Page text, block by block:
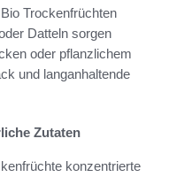
Trockenfrüchten
Datteln sorgen
oder pflanzlichem
und langanhaltende
Zutaten
konzentrierte